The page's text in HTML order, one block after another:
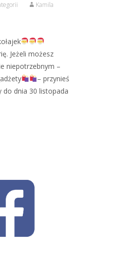
Kamila
Jeżeli możesz
niepotrzebnym –
– przynieś
dnia 30 listopada